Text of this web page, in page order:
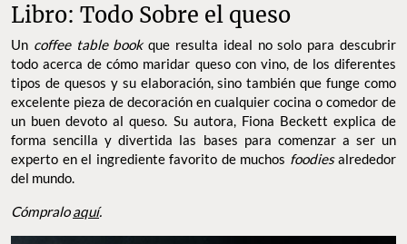
Libro: Todo Sobre el queso
Un coffee table bookque resulta ideal no solo para descubrir
todo acerca de cómo maridar queso con vino, de los diferentes
tipos de quesos y su elaboración, sino también que funge como
excelente pieza de decoración en cualquier cocina o comedor de
un buen devoto al queso. Su autora, Fiona Beckett explica de
forma sencilla y divertida las bases para comenzar a ser un
experto en el ingrediente favorito de muchos foodiesalrededor
del mundo.
Cómpraloaquí.